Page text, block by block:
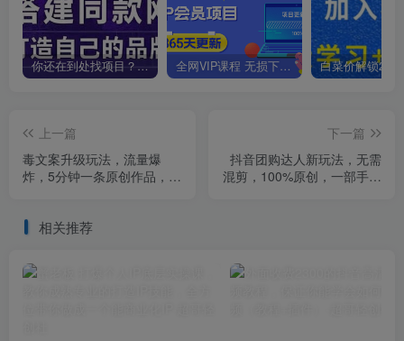
你还在到处找项目？还在当韭菜？我靠卖项目一个月收入5万+，曾经我也是个失败者。 全网VIP课程 无损下载~
上一篇
毒文案升级玩法，流量爆
炸，5分钟一条原创作品，单
下一篇
抖音团购达人新玩法，无需
混剪，100%原创，一部手机
相关推荐